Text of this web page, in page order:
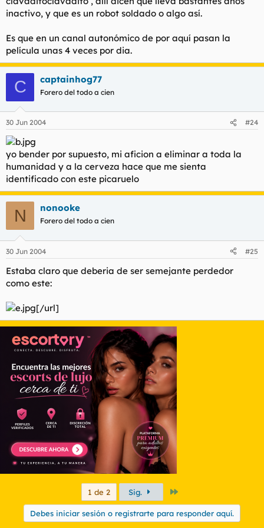
loocas rebuznó:
tienen...
:!: :!: :!: :!: [/url]Haz clic para expandir...
Haz clic para expandir...
Me salio el mismo, ese robot de donde es o que
Haz clic para expandir...
Es un robot de la película "Juez Dredo" , o como se
Haz clic para expandir...
Ni puta idea oiga, yo queria ser Optimus Prime el
Camion transformer...
Haz clic para expandir...
Los ABC warriors son robots soldado que salen en la revista
de cómics inglesa 2000AD. No tienen nada que ver con el
Juez Dreed, aunque son de la misma editorial.
Por desgracia creo que no hay nada editados de ellos en
España... su creador creo que es Pat Mills, el mismo de
Marshall Law.
Y eso es lo que sé de ellos.
suplemento de Robohunter o de Stromtium dogs.
Por cierto me sale bender
inactivo, y que es un robot soldado o algo así.
Es que en un canal autonómico de por aquí pasan la
película unas 4 veces por dia.
C captainhog77
Forero del todo a cien
30 Jun 2004 #24
yo bender por supuesto, mi aficion a eliminar a toda la
humanidad y a la cerveza hace que me sienta
identificado con este picaruelo
N nonooke
Forero del todo a cien
30 Jun 2004 #25
Estaba claro que deberia de ser semejante perdedor
como este:
[/url]
1 de 2 Sig.
Debes iniciar sesión o registrarte para responder aquí.